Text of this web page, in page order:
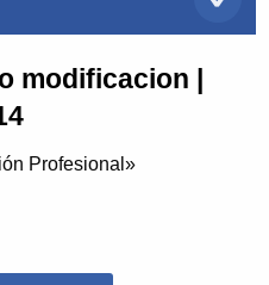
modificacion |
Profesional»